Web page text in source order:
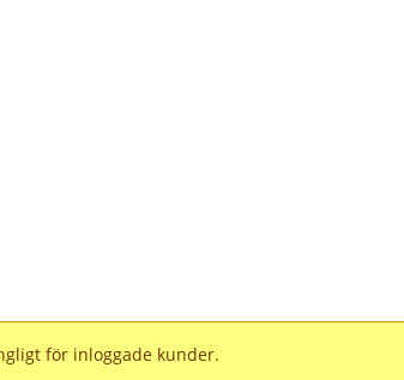
för inloggade kunder.